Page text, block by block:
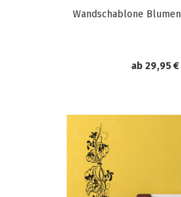
Wandschablone
ab 29,95 €